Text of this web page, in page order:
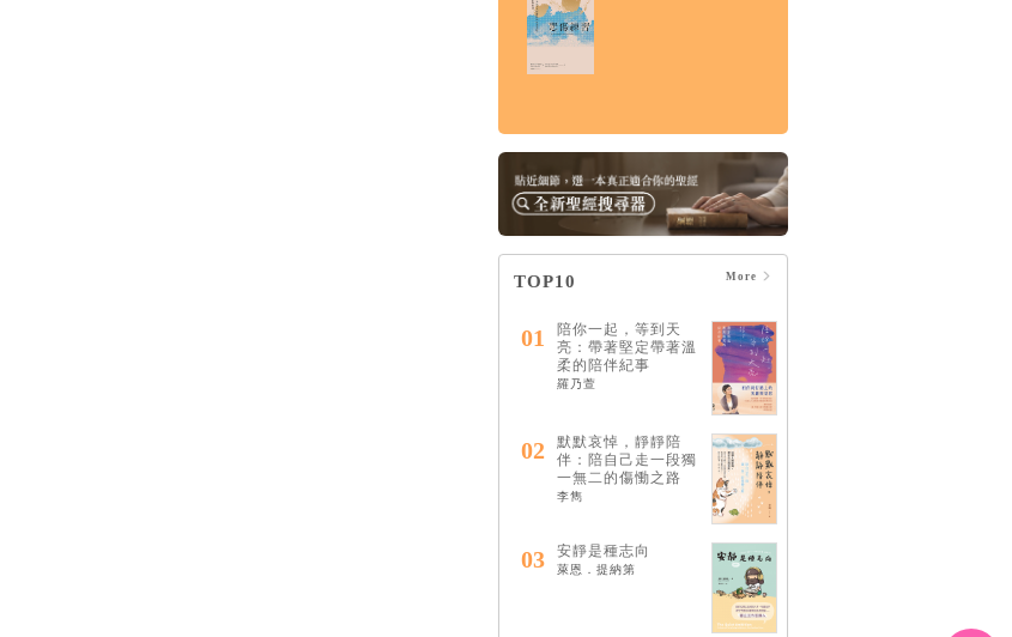
×情緒共存×人際關係
的溫柔支持，在孤單
中找回愛與希望
HK$143 $150
TOP10 More
01
陪你一起，等到天
亮：帶著堅定帶著溫
柔的陪伴紀事
羅乃萱
02
默默哀悼，靜靜陪
伴：陪自己走一段獨
一無二的傷慟之路
李雋
03 安靜是種志向
萊恩．提納第